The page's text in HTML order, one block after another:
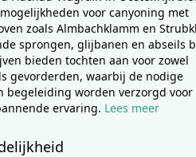
voor canyoning met
zoals Almbachklamm en
sprongen, glijbanen en abseils
bieden tochten aan voor zowel
gevorderden, waarbij de nodige
begeleiding worden verzorgd voor
ervaring. Lees meer